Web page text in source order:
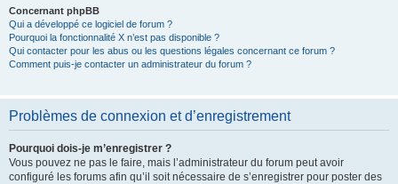
Concernant phpBB
Qui a développé ce logiciel de forum ?
Pourquoi la fonctionnalité X n’est pas disponible ?
Qui contacter pour les abus ou les questions légales concernant ce forum ?
Comment puis-je contacter un administrateur du forum ?
Problèmes de connexion et d’enregistrement
Pourquoi dois-je m’enregistrer ?
Vous pouvez ne pas le faire, mais l’administrateur du forum peut avoir
configuré les forums afin qu’il soit nécessaire de s’enregistrer pour poster des